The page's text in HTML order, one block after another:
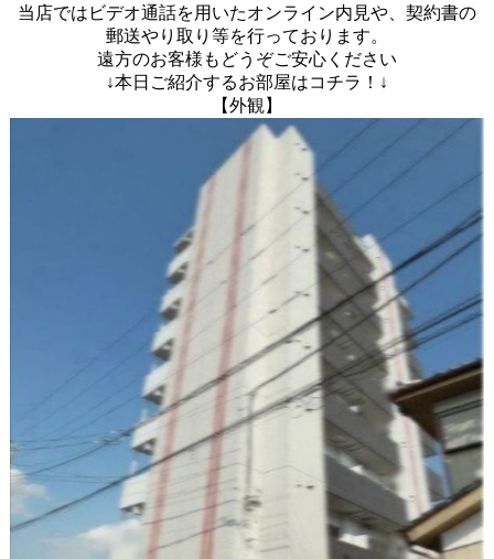
当店ではビデオ通話を用いたオンライン内見や、契約書の
郵送やり取り等を行っております。
遠方のお客様もどうぞご安心ください
↓本日ご紹介するお部屋はコチラ！↓
【外観】